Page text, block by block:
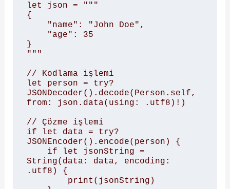
let json = """
{
}
"""
// Kodlama işlemi
let person = try?
JSONDecoder().decode(Person.self,
from: json.data(using: .utf8)!)
// Çözme işlemi
if let data = try?
JSONEncoder().encode(person) {
String(data: data, encoding:
.utf8) {